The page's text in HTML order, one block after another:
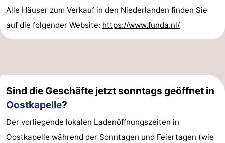
Alle Häuser zum Verkauf in den Niederlanden finden Sie
auf die folgender Website: https://www.funda.nl/
Sind die Geschäfte jetzt sonntags geöffnet in
Oostkapelle?
Der vorliegende lokalen Ladenöffnungszeiten in
Oostkapelle während der Sonntagen und Feiertagen (wie